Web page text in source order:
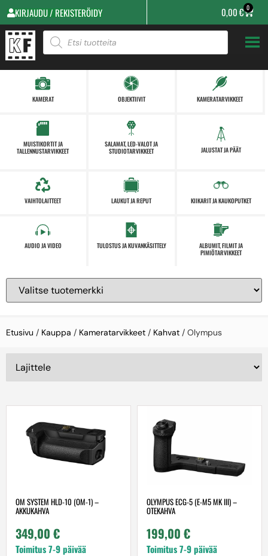
KIRJAUDU / REKISTERÖIDY 0,00€ 0
KAMERAT OBJEKTIIVIT KAMERATARVIKKEET
MUISTIKORTIT JA
TALLENNUSTARVIKKEET
SALAMAT, LED-VALOT JA
STUDIOTARVIKKEET
JALUSTAT JA PÄÄT
VAIHTOLAITTEET LAUKUT JA REPUT KIIKARIT JA KAUKOPUTKET
AUDIO JA VIDEO TULOSTUS JA KUVANKÄSITTELY
ALBUMIT, FILMIT JA
PIMIÖTARVIKKEET
Etusivu / Kauppa / Kameratarvikkeet / Kahvat / Olympus
OM SYSTEM HLD-10 (OM-1) –
AKKUKAHVA
349,00 €
Toimitus 7-9 päivää
OLYMPUS ECG-5 (E-M5 MK III) –
OTEKAHVA
199,00 €
Toimitus 7-9 päivää